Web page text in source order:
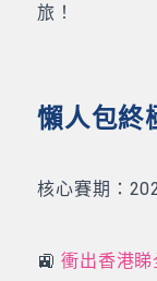
旅！
懶人包終
核心賽期：
🚉衝出香港睇